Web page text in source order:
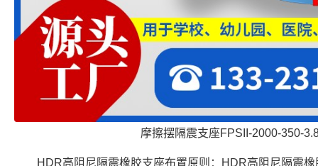
摩擦摆隔震支座FPSII-2000-350-
HDR高阻尼隔震橡胶支座布置原则：HDR高阻尼隔震